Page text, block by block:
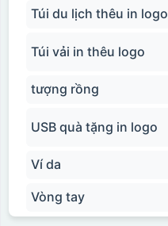
Túi du lịch thêu in logo
Túi vải in thêu logo
tượng rồng
USB quà tặng in logo
Ví da
Vòng tay